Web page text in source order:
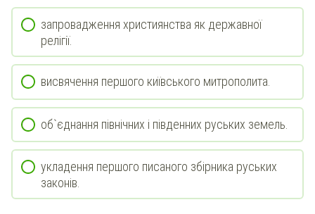
запровадження християнства як державної
релігії.
висвячення першого київського митрополита.
об`єднання північних і південних руських земель.
укладення першого писаного збірника руських
законів.